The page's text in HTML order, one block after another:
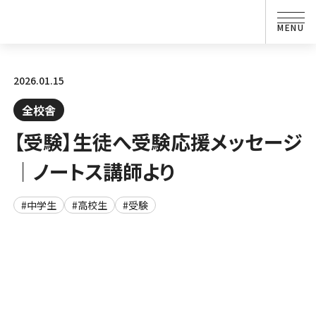
2026.01.15
全校舎
【受験】生徒へ受験応援メッセージ
｜ノートス講師より
#中学生 #高校生 #受験